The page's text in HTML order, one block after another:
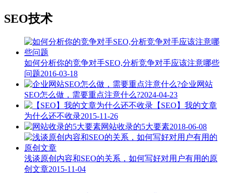
SEO技术
如何分析你的竞争对手SEO,分析竞争对手应该注意哪些
问题2016-03-18
企业网站
SEO怎么做，需要重点注意什么?2024-04-23
【SEO】我的文章
为什么还不收录2015-11-26
网站收录的5大要素2018-06-08
浅谈原创内容和SEO的关系，如何写好对用户有用的原
创文章2015-11-04